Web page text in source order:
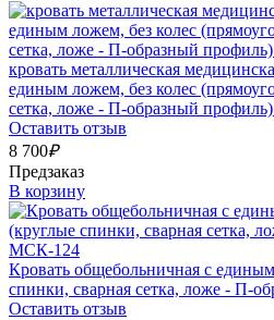
кровать металлическая
единым ложем, без колес
сетка, ложе - П-образный
Оставить отзыв
8 700₽
Предзаказ
В корзину
Кровать общебольничная с
спинки, сварная сетка, ложе - П-
Оставить отзыв